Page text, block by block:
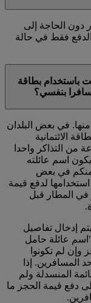
دون الحاجة إلى
فقط في حالة
باستخدام بطاقة
بنفسي؟
في بعض البلدان
الائتمانية
من التذاكر واحدا
اسم عائلته
منكم في بعض
استخدامها لدفع قيمة
في المطار قبل
إدخال تفاصيل
"اسم عائلة حامل
وإن لم تكونوا
المسافرين. إذا
المنسدلة ولم
دفع قيمة الحجز ما